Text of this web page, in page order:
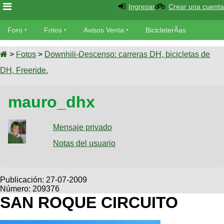
Foro
Foro
TÃ©cnica
Fotos
tu foto
Galeria
XC
Viajes
Descenso
SUBÃ
tu
Buscar
Ultimos
Fotos
BicicleterÃ­
as
Bicicletas
Tandem
Videos
Cicloturismo
Ingresar Crear una cuenta
Foro Fotos Avisos Venta BicicleterÃ­as
Bicicletas Videos
> Fotos > Downhill-Descenso: carreras DH, bicicletas de
DH, Freeride.
mauro_dhx
Mensaje privado
Notas del usuario
Publicación: 27-07-2009
Número: 209376
SAN ROQUE CIRCUITO